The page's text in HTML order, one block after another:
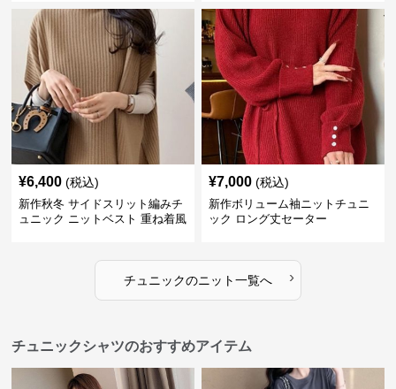
¥6,400 (税込)
新作秋冬 サイドスリット編みチ
ュニック ニットベスト 重ね着風
¥7,000 (税込)
新作ボリューム袖ニットチュニ
ック ロング丈セーター
チュニックのニット一覧へ ›
チュニックシャツのおすすめアイテム